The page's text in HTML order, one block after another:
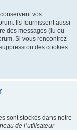
vos
Ils fournissent aussi
des messages (lu ou
Si vous rencontrez
des cookies
sont stockés dans notre
de l’utilisateur